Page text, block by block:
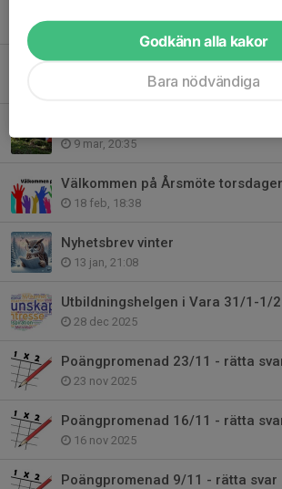
22 apr, 20:54
Naturpasset i Lindome 2026!
9 mar, 20:35
Välkommen på Årsmöte
18 feb, 18:38
Nyhetsbrev vinter
13 jan, 21:08
Utbildningshelgen i Vara 31/1-1/2
28 dec 2025
Poängpromenad 23/11 - rätta
23 nov 2025
Poängpromenad 16/11 - rätta
16 nov 2025
Poängpromenad 9/11 - rätta svar
Godkänn alla kakor
Bara nödvändiga